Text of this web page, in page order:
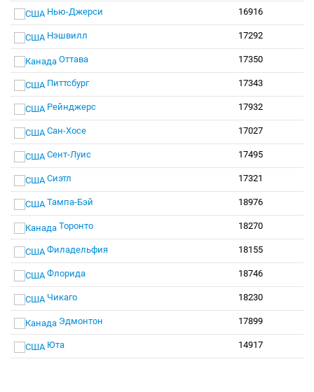
Нью-Джерси 16916
Нэшвилл 17292
Оттава 17350
Питтсбург 17343
Рейнджерс 17932
Сан-Хосе 17027
Сент-Луис 17495
Сиэтл 17321
Тампа-Бэй 18976
Торонто 18270
Филадельфия 18155
Флорида 18746
Чикаго 18230
Эдмонтон 17899
Юта 14917